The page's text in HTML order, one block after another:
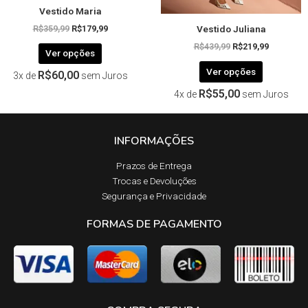
Vestido Maria
R$359,99 R$179,99
Ver opções
produto
3x de R$60,00 sem Juros
Vestido Juliana
R$439,99 R$219,99
Ver opções
do
produto
4x de R$55,00 sem Juros
INFORMAÇÕES
Prazos de Entrega​
Trocas e Devoluções​
Segurança e Privacidade
FORMAS DE PAGAMENTO